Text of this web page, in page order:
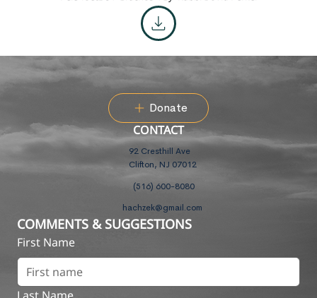
Donate
CONTACT
92 Cresthill Ave
Clifton, NJ 07012
(516) 600-8080
hachzek@gmail.com
COMMENTS & SUGGESTIONS
First Name